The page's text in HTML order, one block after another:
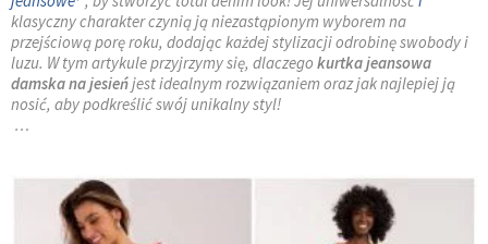
klasyczny charakter czynią ją niezastąpionym wyborem na
przejściową porę roku, dodając każdej stylizacji odrobinę swobody i
luzu. W tym artykule przyjrzymy się, dlaczego kurtka jeansowa
damska na jesieńjest idealnym rozwiązaniem oraz jak najlepiej ją
nosić, aby podkreślić swój unikalny styl!
…